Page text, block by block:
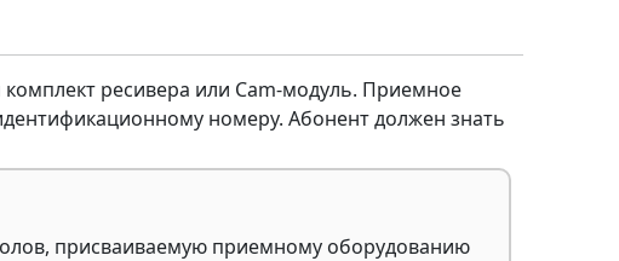
ресивера или Cam-модуль. Приемное
номеру. Абонент должен знать
присваиваемую приемному оборудованию